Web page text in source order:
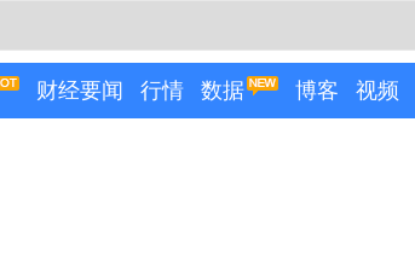
财经要闻 行情 数据 博客 视频